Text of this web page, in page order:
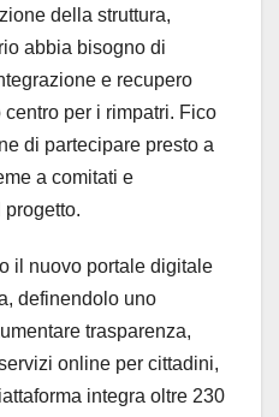
della struttura,
abbia bisogno di
e recupero
per i rimpatri. Fico
di partecipare presto a
a comitati e
il nuovo portale digitale
definendolo uno
trasparenza,
online per cittadini,
integra oltre 230